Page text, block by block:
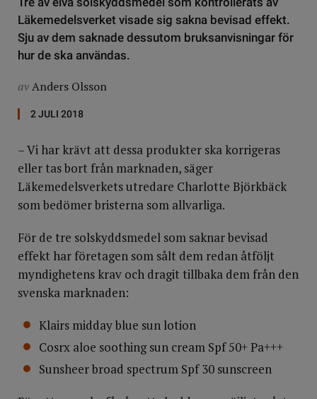
Läkemedelsverket visade sig sakna bevisad effekt.
Sju av dem saknade dessutom bruksanvisningar för
hur de ska användas.
avAnders Olsson
2 JULI 2018
– Vi har krävt att dessa produkter ska korrigeras
eller tas bort från marknaden, säger
Läkemedelsverkets utredare Charlotte Björkbäck
som bedömer bristerna som allvarliga.
För de tre solskyddsmedel som saknar bevisad
effekt har företagen som sålt dem redan åtföljt
myndighetens krav och dragit tillbaka dem från den
svenska marknaden:
Klairs midday blue sun lotion
Cosrx aloe soothing sun cream Spf 50+ Pa+++
Sunsheer broad spectrum Spf 30 sunscreen